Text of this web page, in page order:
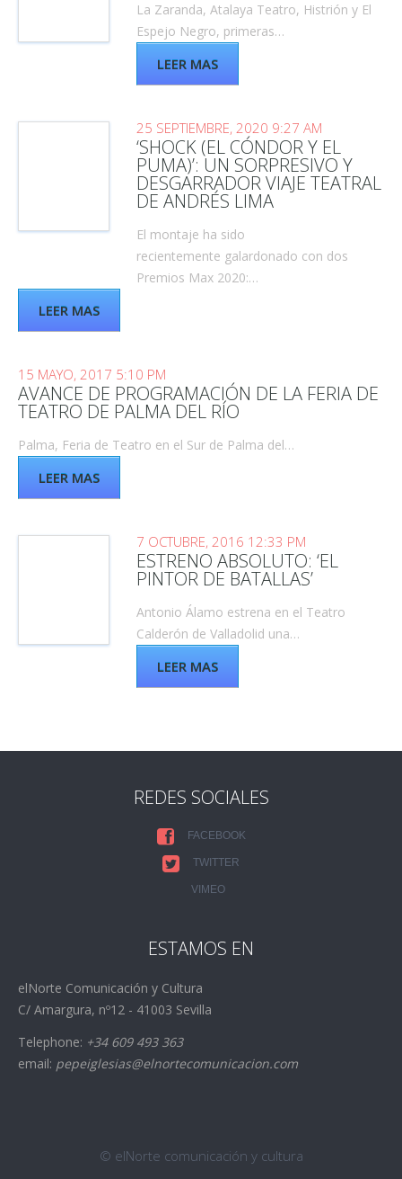
La Zaranda, Atalaya Teatro, Histrión y El
Espejo Negro, primeras…
LEER MAS
25 SEPTIEMBRE, 2020 9:27 AM
‘SHOCK (EL CÓNDOR Y EL
PUMA)’: UN SORPRESIVO Y
DESGARRADOR VIAJE TEATRAL
DE ANDRÉS LIMA
El montaje ha sido
recientemente galardonado con dos
Premios Max 2020:…
LEER MAS
15 MAYO, 2017 5:10 PM
AVANCE DE PROGRAMACIÓN DE LA FERIA DE
TEATRO DE PALMA DEL RÍO
Palma, Feria de Teatro en el Sur de Palma del…
LEER MAS
7 OCTUBRE, 2016 12:33 PM
ESTRENO ABSOLUTO: ‘EL
PINTOR DE BATALLAS’
Antonio Álamo estrena en el Teatro
Calderón de Valladolid una…
LEER MAS
REDES SOCIALES
FACEBOOK
TWITTER
VIMEO
ESTAMOS EN
elNorte Comunicación y Cultura
C/ Amargura, nº12 - 41003 Sevilla
Telephone: +34 609 493 363
email: pepeiglesias@elnortecomunicacion.com
© elNorte comunicación y cultura